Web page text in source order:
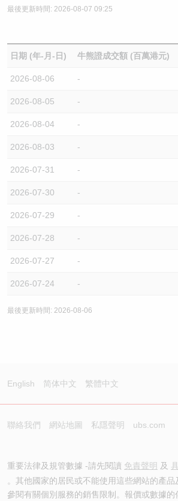
最後更新時間: 2026-08-07 09:25
日期 (年-月-日) 牛熊證成交額 (百萬港元)
2026-08-06 -
2026-08-05 -
2026-08-04 -
2026-08-03 -
2026-07-31 -
2026-07-30 -
2026-07-29 -
2026-07-28 -
2026-07-27 -
2026-07-24 -
最後更新時間: 2026-08-06
English 简体中文 繁體中文
聯絡我們 網站地圖 私隱聲明 ubs.com
重要法律及規管數據 -請先閱讀 免責聲明 及
。其他國家的居民或不能使用這些網站的產
參閱有關個別服務的銷售限制。報價或數據